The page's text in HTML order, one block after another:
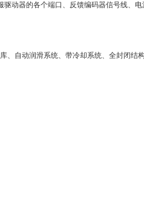
动器的各个端口、反馈编码器信号线
、自动润滑系统、带冷却系统、全封闭